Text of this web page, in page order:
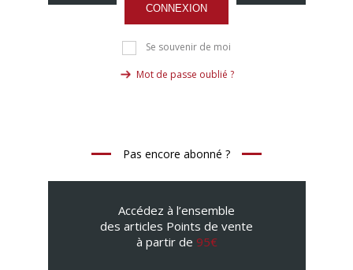
CONNEXION
Se souvenir de moi
Mot de passe oublié ?
Pas encore abonné ?
Accédez à l’ensemble
des articles Points de vente
à partir de 95€